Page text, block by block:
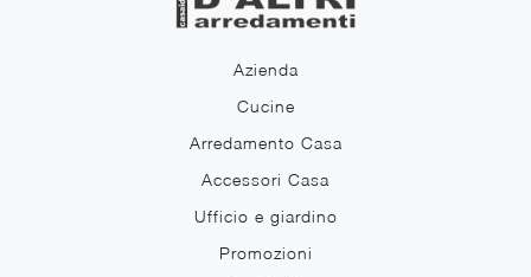
Azienda
Cucine
Arredamento Casa
Accessori Casa
Ufficio e giardino
Promozioni